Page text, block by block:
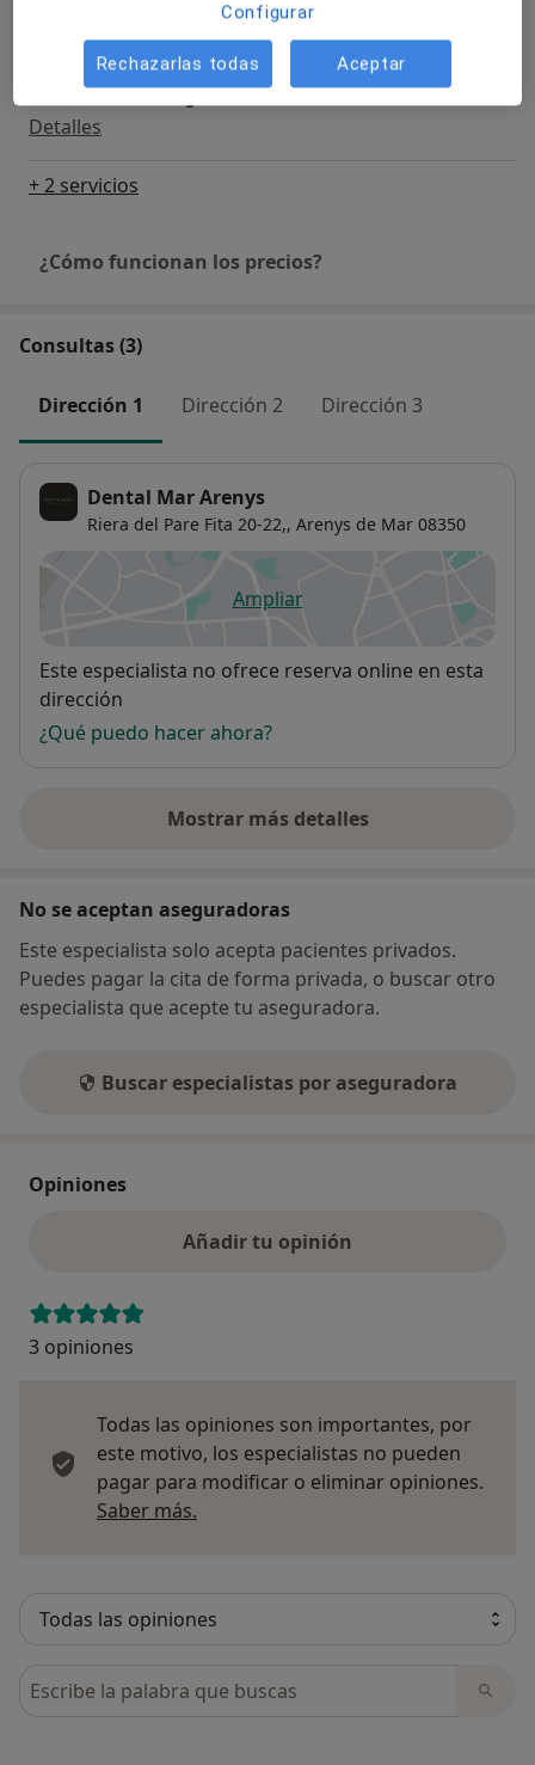
Desde 1.600 € Detalles
Detalles
+ 2 servicios
¿Cómo funcionan los precios?
Consultas (3)
Dirección 1 Dirección 2 Dirección 3
Dental Mar Arenys
Riera del Pare Fita 20-22,, Arenys de Mar 08350
Ampliarse abre en una nueva
Disponibilidad
Este especialista no ofrece reserva online en esta
dirección
¿Qué puedo hacer ahora?
Mostrar más detalles
sobre la dirección
No se aceptan aseguradoras
Este especialista solo acepta pacientes privados.
Puedes pagar la cita de forma privada, o buscar otro
especialista que acepte tu aseguradora.
Buscar especialistas por aseguradora
Opiniones
Añadir tu opinión
3 opiniones
Todas las opiniones son importantes, por
este motivo, los especialistas no pueden
pagar para modificar o eliminar opiniones.
Saber más.
Busca en opiniones
Configurar
Rechazarlas todas Aceptar